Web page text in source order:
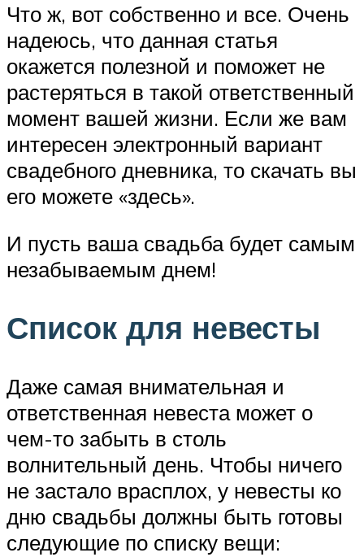
Что ж, вот собственно и все. Очень
надеюсь, что данная статья
окажется полезной и поможет не
растеряться в такой ответственный
момент вашей жизни. Если же вам
интересен электронный вариант
свадебного дневника, то скачать вы
его можете «здесь».
И пусть ваша свадьба будет самым
незабываемым днем!
Список для невесты
Даже самая внимательная и
ответственная невеста может о
чем-то забыть в столь
волнительный день. Чтобы ничего
не застало врасплох, у невесты ко
дню свадьбы должны быть готовы
следующие по списку вещи: